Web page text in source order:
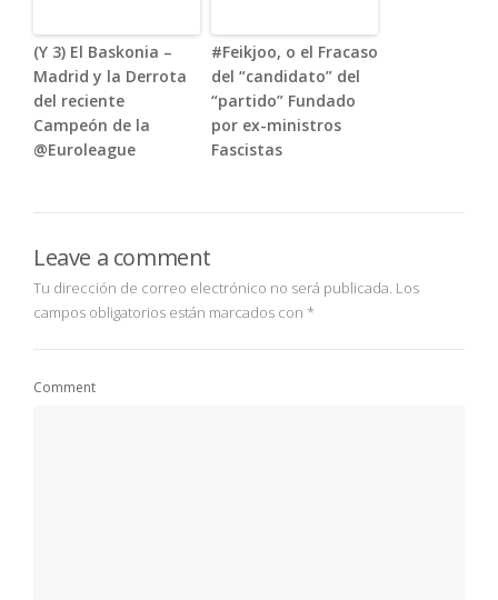
(Y 3) El Baskonia –
Madrid y la Derrota
del reciente
Campeón de la
@Euroleague
#Feikjoo, o el Fracaso
del “candidato” del
“partido” Fundado
por ex-ministros
Fascistas
Leave a comment
Tu dirección de correo electrónico no será publicada. Los
campos obligatorios están marcados con *
Comment